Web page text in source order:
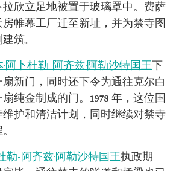
拉欣立足地被置于玻璃罩中。费萨
帷幕工厂迁至新址，并为禁寺图
筑。
·阿卜杜勒-阿齐兹·阿勒沙特国王 下
新门，同时还下令为通往克尔白
纯金制成的门。1978 年，这位国
护和清洁计划，同时继续对禁寺
勒-阿齐兹·阿勒沙特国王执政期